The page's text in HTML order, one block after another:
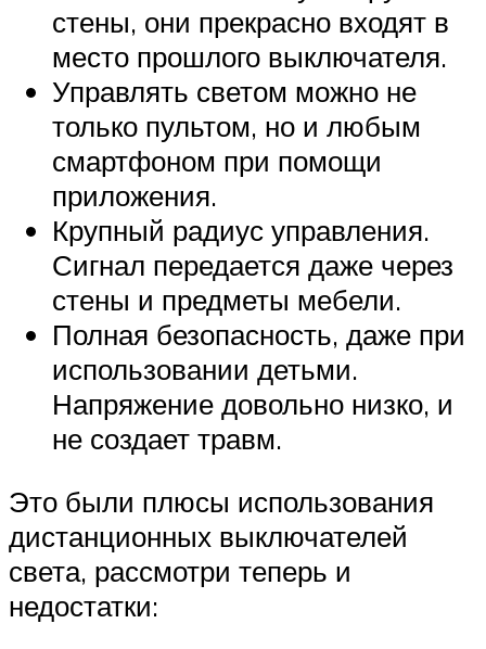
стены, они прекрасно входят в
место прошлого выключателя.
Управлять светом можно не
только пультом, но и любым
смартфоном при помощи
приложения.
Крупный радиус управления.
Сигнал передается даже через
стены и предметы мебели.
Полная безопасность, даже при
использовании детьми.
Напряжение довольно низко, и
не создает травм.
Это были плюсы использования
дистанционных выключателей
света, рассмотри теперь и
недостатки: